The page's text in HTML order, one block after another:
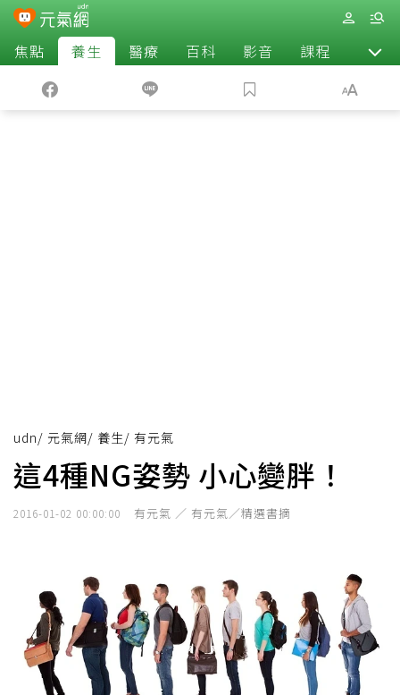
焦點 養生 醫療 百科 影音 課程 退休
udn/ 元氣網/ 養生/ 有元氣
這4種NG姿勢 小心變胖！
2016-01-02 00:00:00 有元氣 ／ 有元氣／精選書摘